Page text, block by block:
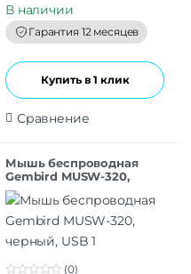
t
o
f
5
В наличии
Гарантия 12 месяцев
Купить в 1 клик
Сравнение
Мышь беспроводная
Gembird MUSW-320,
черный, USB
(0)